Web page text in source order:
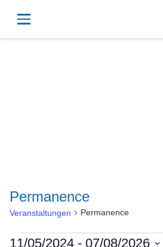
Permanence
Veranstaltungen Permanence
11/05/2024 - 07/08/2026